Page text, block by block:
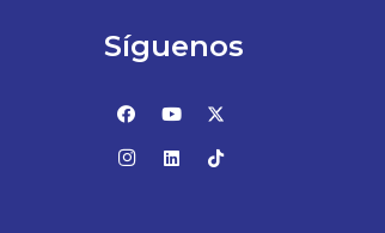
Síguenos